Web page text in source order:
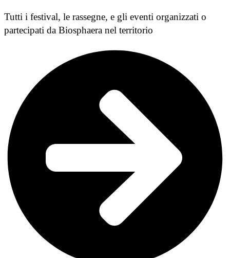
Tutti i festival, le rassegne, e gli eventi organizzati o
partecipati da Biosphaera nel territorio